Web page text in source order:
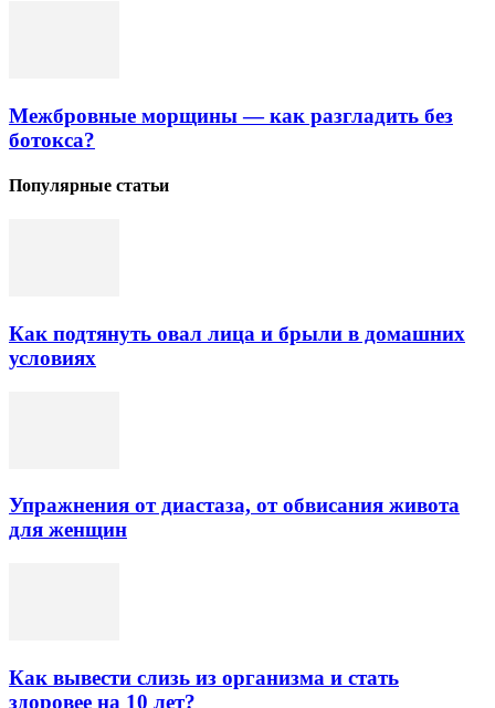
Межбровные морщины — как разгладить без
ботокса?
Популярные статьи
Как подтянуть овал лица и брыли в домашних
условиях
Упражнения от диастаза, от обвисания живота
для женщин
Как вывести слизь из организма и стать
здоровее на 10 лет?